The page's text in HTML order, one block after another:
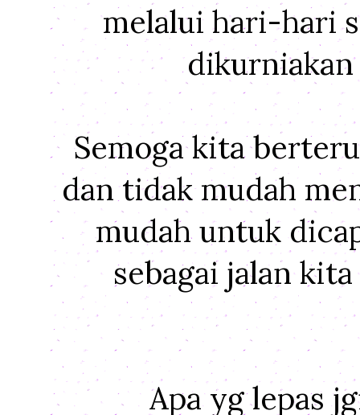
melalui hari-hari
Semoga kita
dan tidak mudah
mudah untuk
sebagai jalan
Apa yg lepas